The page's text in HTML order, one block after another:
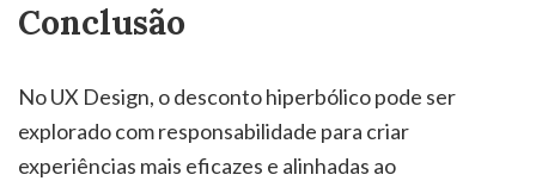
Conclusão
No UX Design, o desconto hiperbólico pode ser
explorado com responsabilidade para criar
experiências mais eficazes e alinhadas ao